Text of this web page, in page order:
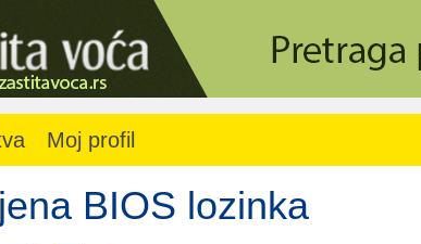
Moj profil
BIOS lozinka